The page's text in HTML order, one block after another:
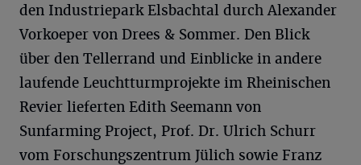
den Industriepark Elsbachtal durch Alexander
Vorkoeper von Drees & Sommer. Den Blick
über den Tellerrand und Einblicke in andere
laufende Leuchtturmprojekte im Rheinischen
Revier lieferten Edith Seemann von
Sunfarming Project, Prof. Dr. Ulrich Schurr
vom Forschungszentrum Jülich sowie Franz